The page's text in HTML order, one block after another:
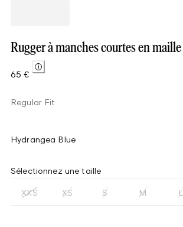
Rugger à manches courtes en maille
65 €
Regular Fit
Hydrangea Blue
Sélectionnez une taille
XXS XS S M L